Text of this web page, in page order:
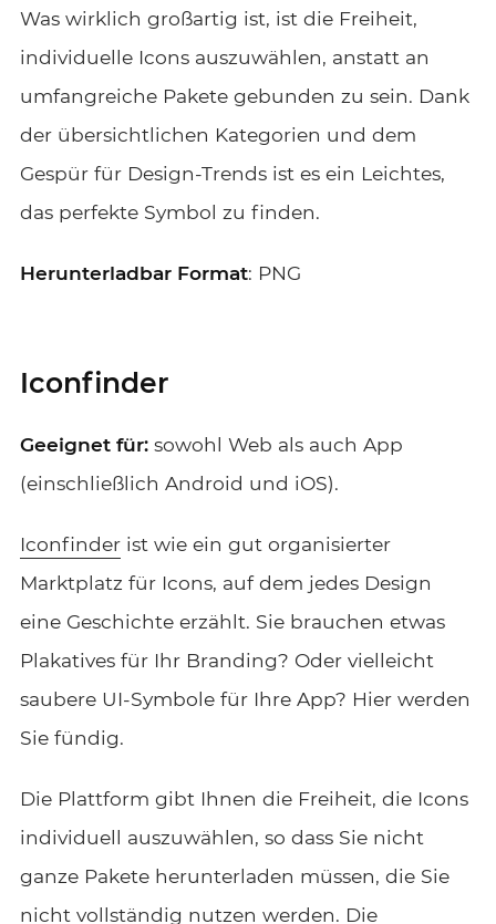
Was wirklich großartig ist, ist die Freiheit,
individuelle Icons auszuwählen, anstatt an
umfangreiche Pakete gebunden zu sein. Dank
der übersichtlichen Kategorien und dem
Gespür für Design-Trends ist es ein Leichtes,
das perfekte Symbol zu finden.
Herunterladbar Format: PNG
Iconfinder
Geeignet für:sowohl Web als auch App
(einschließlich Android und iOS).
Iconfinderist wie ein gut organisierter
Marktplatz für Icons, auf dem jedes Design
eine Geschichte erzählt. Sie brauchen etwas
Plakatives für Ihr Branding? Oder vielleicht
saubere UI-Symbole für Ihre App? Hier werden
Sie fündig.
Die Plattform gibt Ihnen die Freiheit, die Icons
individuell auszuwählen, so dass Sie nicht
ganze Pakete herunterladen müssen, die Sie
nicht vollständig nutzen werden. Die